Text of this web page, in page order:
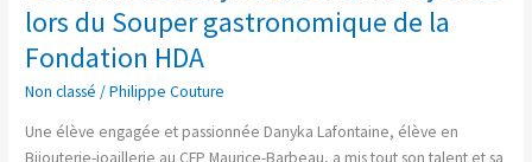
lors du Souper gastronomique de la
Fondation HDA
Non classé /Philippe Couture
Une élève engagée et passionnée Danyka Lafontaine, élève en
lors
du
Souper
gastronomique
de
la